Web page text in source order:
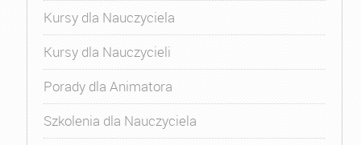
Kursy dla Nauczyciela
Kursy dla Nauczycieli
Porady dla Animatora
Szkolenia dla Nauczyciela